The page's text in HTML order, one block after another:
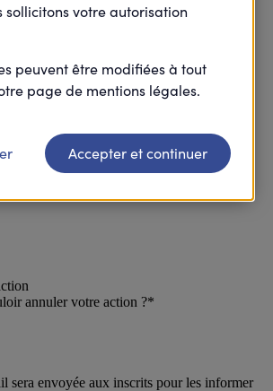
action est supprimée.
suite de votre désinscription un email de
en distanciel.
e-mail pour accéder à l’action
annuler votre action ?*
sera envoyée aux inscrits pour les informer
sollicitons votre autorisation
peuvent être modifiées à tout
page de mentions légales.
Accepter et continuer